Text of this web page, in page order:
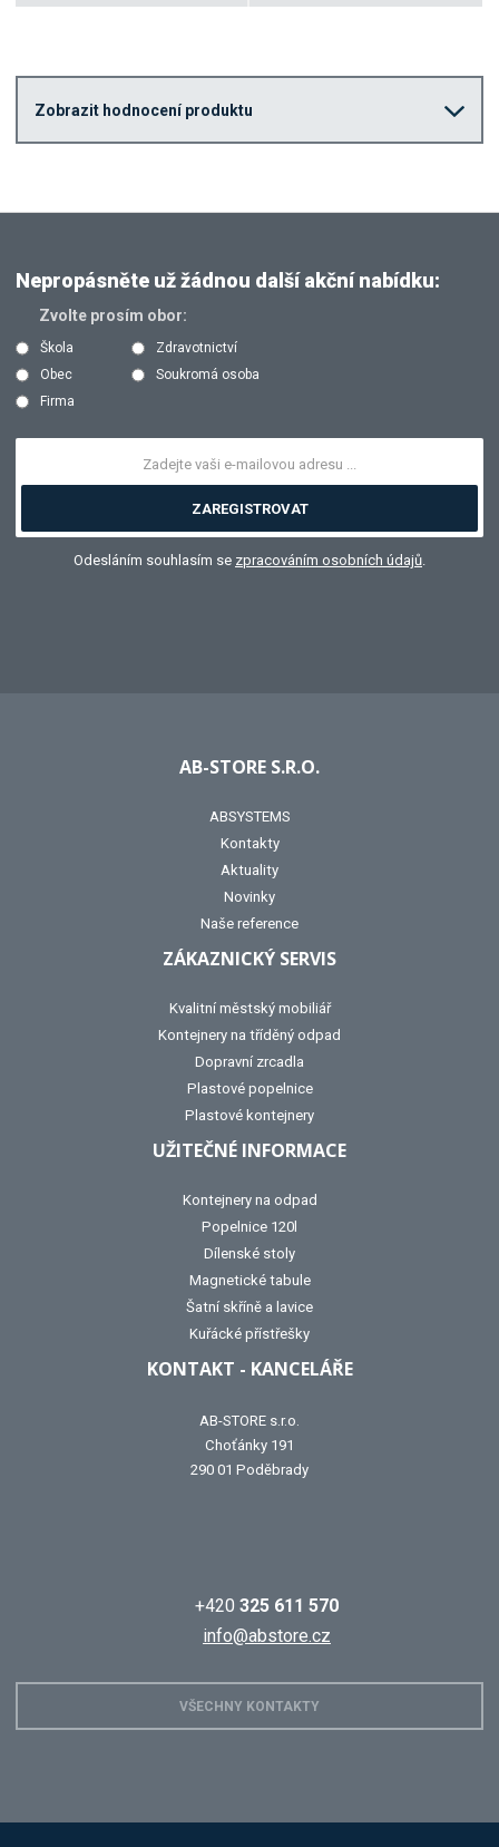
Zobrazit hodnocení produktu
Nepropásněte už žádnou další akční nabídku:
Zvolte prosím obor:
Škola
Zdravotnictví
Obec
Soukromá osoba
Firma
ZAREGISTROVAT
Odesláním souhlasím se zpracováním osobních údajů
AB-STORE S.R.O.
ABSYSTEMS
Kontakty
Aktuality
Novinky
Naše reference
ZÁKAZNICKÝ SERVIS
Kvalitní městský mobiliář
Kontejnery na tříděný odpad
Dopravní zrcadla
Plastové popelnice
Plastové kontejnery
UŽITEČNÉ INFORMACE
Kontejnery na odpad
Popelnice 120l
Dílenské stoly
Magnetické tabule
Šatní skříně a lavice
Kuřácké přístřešky
KONTAKT - KANCELÁŘE
AB-STORE s.r.o.
Choťánky 191
290 01 Poděbrady
+420 325 611 570
info@abstore.cz
VŠECHNY KONTAKTY